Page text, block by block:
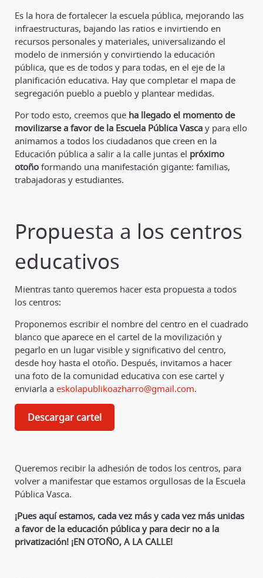
Es la hora de fortalecer la escuela pública, mejorando las
infraestructuras, bajando las ratios e invirtiendo en
recursos personales y materiales, universalizando el
modelo de inmersión y convirtiendo la educación
pública, que es de todos y para todas, en el eje de la
planificación educativa. Hay que completar el mapa de
segregación pueblo a pueblo y plantear medidas.
Por todo esto, creemos que ha llegado el momento de
movilizarse a favor de la Escuela Pública Vasca y para ello
animamos a todos los ciudadanos que creen en la
Educación pública a salir a la calle juntas el próximo
otoño formando una manifestación gigante: familias,
trabajadoras y estudiantes.
Propuesta a los centros
educativos
Mientras tanto queremos hacer esta propuesta a todos
los centros:
Proponemos escribir el nombre del centro en el cuadrado
blanco que aparece en el cartel de la movilización y
pegarlo en un lugar visible y significativo del centro,
desde hoy hasta el otoño. Después, invitamos a hacer
una foto de la comunidad educativa con ese cartel y
enviarla a eskolapublikoazharro@gmail.com.
Descargar cartel
Queremos recibir la adhesión de todos los centros, para
volver a manifestar que estamos orgullosas de la Escuela
Pública Vasca.
¡Pues aquí estamos, cada vez más y cada vez más unidas
a favor de la educación pública y para decir no a la
privatización! ¡EN OTOÑO, A LA CALLE!